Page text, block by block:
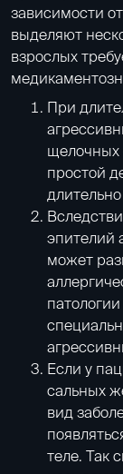
зависимости
выделяют
взрослых
При
щелочных
простой
эпителий
может
Если у
сальных
вид
теле. Так